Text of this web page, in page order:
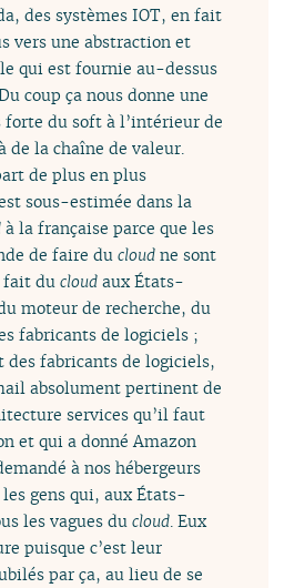
des systèmes IOT, en fait
vers une abstraction et
qui est fournie au-dessus
coup ça nous donne une
du soft à l’intérieur de
la chaîne de valeur.
de plus en plus
sous-estimée dans la
à la française parce que les
de faire ducloud ne sont
fait ducloud aux États-
moteur de recherche, du
fabricants de logiciels ;
des fabricants de logiciels,
absolument pertinent de
services qu’il faut
et qui a donné Amazon
à nos hébergeurs
gens qui, aux États-
les vagues ducloud . Eux
puisque c’est leur
par ça, au lieu de se